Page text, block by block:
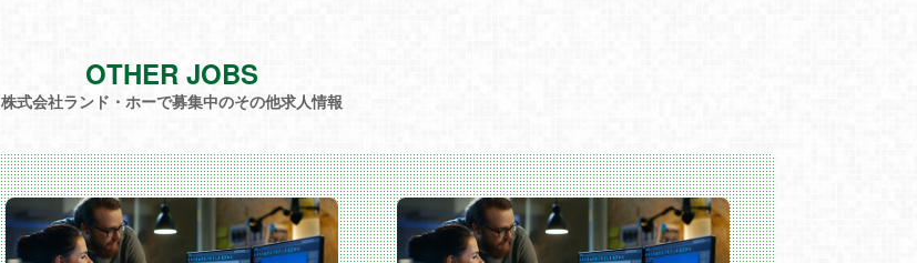
OTHER JOBS
株式会社ランド・ホーで募集中のその他求人情報